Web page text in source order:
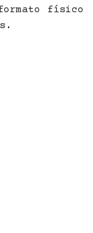
físico